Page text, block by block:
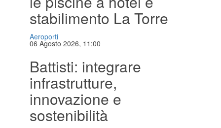
stabilimento La Torre
Aeroporti
06 Agosto 2026, 11:00
Battisti: integrare
infrastrutture,
innovazione e
sostenibilità